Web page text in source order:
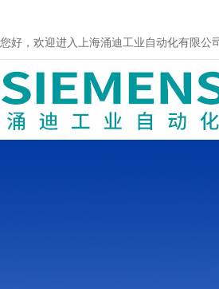
您好，欢迎进入上海涌迪工业自动化有限公